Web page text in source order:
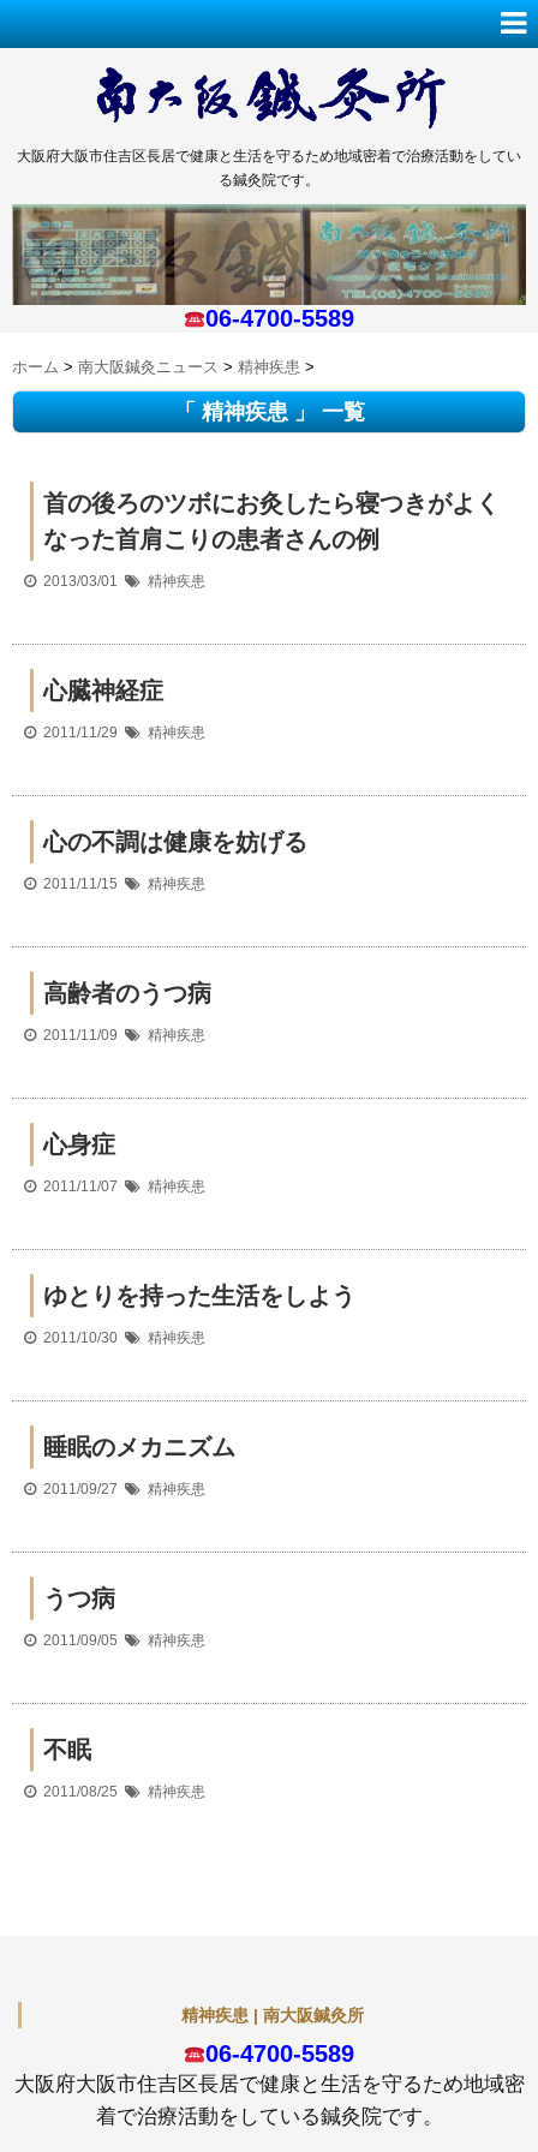
大阪府大阪市住吉区長居で健康と生活を守るため地域密着で治療活動をしてい
る鍼灸院です。
06-4700-5589
ホーム > 南大阪鍼灸ニュース > 精神疾患 >
「 精神疾患 」 一覧
首の後ろのツボにお灸したら寝つきがよく
なった首肩こりの患者さんの例
2013/03/01 精神疾患
心臓神経症
2011/11/29 精神疾患
心の不調は健康を妨げる
2011/11/15 精神疾患
高齢者のうつ病
2011/11/09 精神疾患
心身症
2011/11/07 精神疾患
ゆとりを持った生活をしよう
2011/10/30 精神疾患
睡眠のメカニズム
2011/09/27 精神疾患
うつ病
2011/09/05 精神疾患
不眠
2011/08/25 精神疾患
精神疾患 | 南大阪鍼灸所
06-4700-5589
大阪府大阪市住吉区長居で健康と生活を守るため地域密
着で治療活動をしている鍼灸院です。